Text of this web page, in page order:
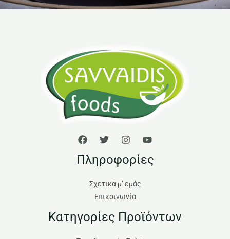
Πληροφορίες
Σχετικά μ’ εμάς
Επικοινωνία
Κατηγορίες Προϊόντων